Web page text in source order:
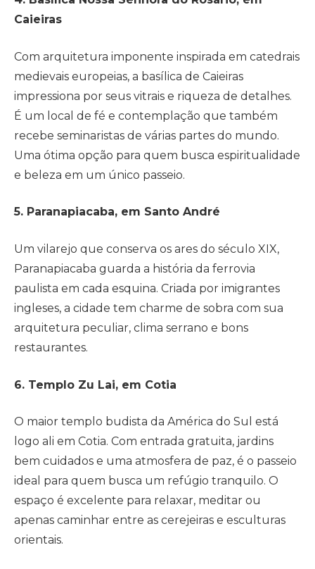
Caieiras
Com arquitetura imponente inspirada em catedrais
medievais europeias, a basílica de Caieiras
impressiona por seus vitrais e riqueza de detalhes.
É um local de fé e contemplação que também
recebe seminaristas de várias partes do mundo.
Uma ótima opção para quem busca espiritualidade
e beleza em um único passeio.
5. Paranapiacaba, em Santo André
Um vilarejo que conserva os ares do século XIX,
Paranapiacaba guarda a história da ferrovia
paulista em cada esquina. Criada por imigrantes
ingleses, a cidade tem charme de sobra com sua
arquitetura peculiar, clima serrano e bons
restaurantes.
6. Templo Zu Lai, em Cotia
O maior templo budista da América do Sul está
logo ali em Cotia. Com entrada gratuita, jardins
bem cuidados e uma atmosfera de paz, é o passeio
ideal para quem busca um refúgio tranquilo. O
espaço é excelente para relaxar, meditar ou
apenas caminhar entre as cerejeiras e esculturas
orientais.